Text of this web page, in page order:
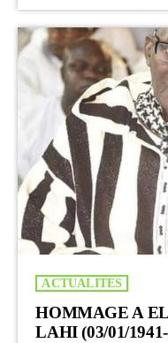
ACTUALITES
HOMMAGE A
LAHI (03/01/